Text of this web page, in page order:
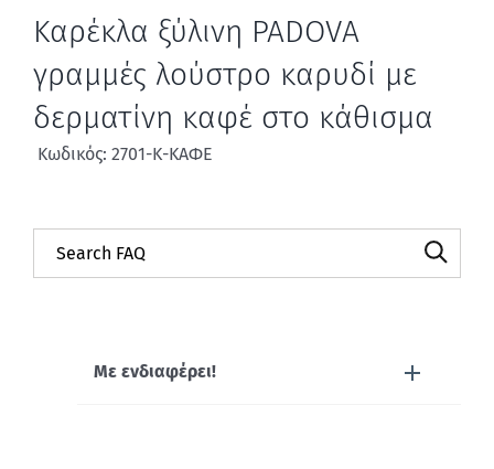
Καρέκλα ξύλινη PADOVA
γραμμές λούστρο καρυδί με
δερματίνη καφέ στο κάθισμα
Κωδικός: 2701-Κ-ΚΑΦΕ
Με ενδιαφέρει!